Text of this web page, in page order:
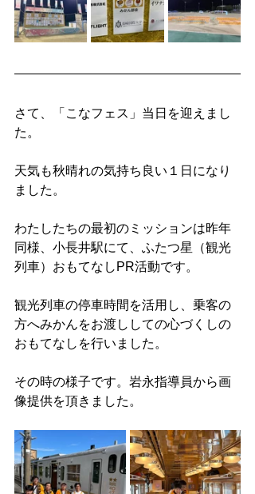
さて、「こなフェス」当日を迎えまし
た。
天気も秋晴れの気持ち良い１日になり
ました。
わたしたちの最初のミッションは昨年
同様、小長井駅にて、ふたつ星（観光
列車）おもてなしPR活動です。
観光列車の停車時間を活用し、乗客の
方へみかんをお渡ししての心づくしの
おもてなしを行いました。
その時の様子です。岩永指導員から画
像提供を頂きました。